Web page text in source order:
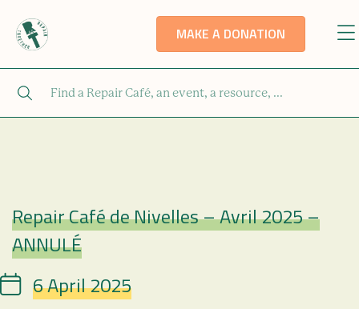
MAKE A DONATION
Repair Café
Repair Café de Nivelles – Avril 2025 –
ANNULÉ
Date 6 April 2025